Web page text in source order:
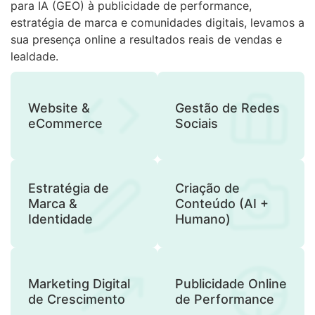
para IA (GEO) à publicidade de performance,
estratégia de marca e comunidades digitais, levamos a
sua presença online a resultados reais de vendas e
lealdade.
Website &
eCommerce
Gestão de Redes
Sociais
Estratégia de
Marca &
Identidade
Criação de
Conteúdo (AI +
Humano)
Marketing Digital
de Crescimento
Publicidade Online
de Performance